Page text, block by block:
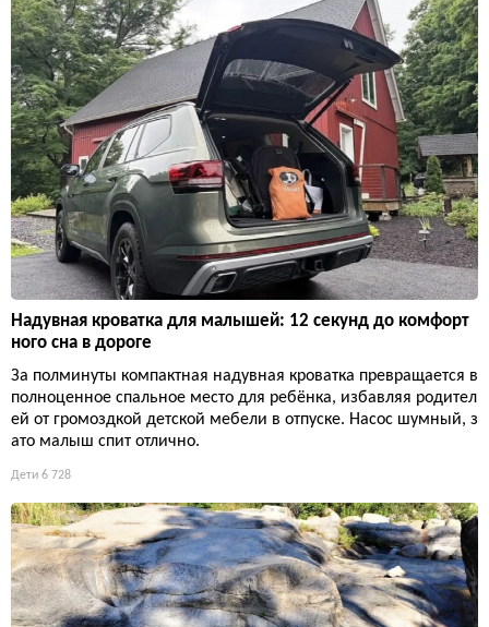
Надувная кроватка для малышей: 12 секунд до комфорт
ного сна в дороге
За полминуты компактная надувная кроватка превращается в
полноценное спальное место для ребёнка, избавляя родител
ей от громоздкой детской мебели в отпуске. Насос шумный, з
ато малыш спит отлично.
Дети 6 728